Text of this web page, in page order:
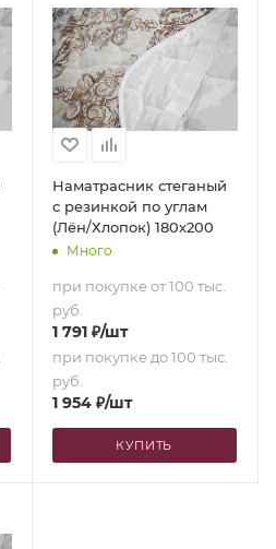
Наматрасник стеганый
с резинкой по углам
(Лён/Хлопок) 180х200
Много
при покупке от 100 тыс.
руб.
1 791₽/шт
при покупке до 100 тыс.
руб.
1 954₽/шт
КУПИТЬ